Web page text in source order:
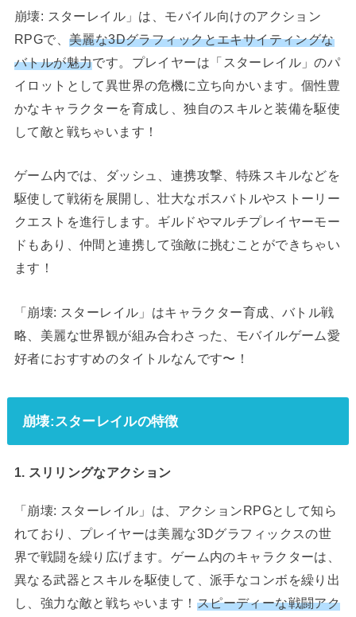
崩壊: スターレイル」は、モバイル向けのアクション
RPGで、 美麗な3Dグラフィックとエキサイティングな
バトルが魅力です。プレイヤーは「スターレイル」のパ
イロットとして異世界の危機に立ち向かいます。個性豊
かなキャラクターを育成し、独自のスキルと装備を駆使
して敵と戦ちゃいます！
ゲーム内では、ダッシュ、連携攻撃、特殊スキルなどを
駆使して戦術を展開し、壮大なボスバトルやストーリー
クエストを進行します。ギルドやマルチプレイヤーモー
ドもあり、仲間と連携して強敵に挑むことができちゃい
ます！
「崩壊: スターレイル」はキャラクター育成、バトル戦
略、美麗な世界観が組み合わさった、モバイルゲーム愛
好者におすすめのタイトルなんです〜！
崩壊:スターレイルの特徴
1. スリリングなアクション
「崩壊: スターレイル」は、アクションRPGとして知ら
れており、プレイヤーは美麗な3Dグラフィックスの世
界で戦闘を繰り広げます。ゲーム内のキャラクターは、
異なる武器とスキルを駆使して、派手なコンボを繰り出
し、強力な敵と戦ちゃいます！ スピーディーな戦闘アク